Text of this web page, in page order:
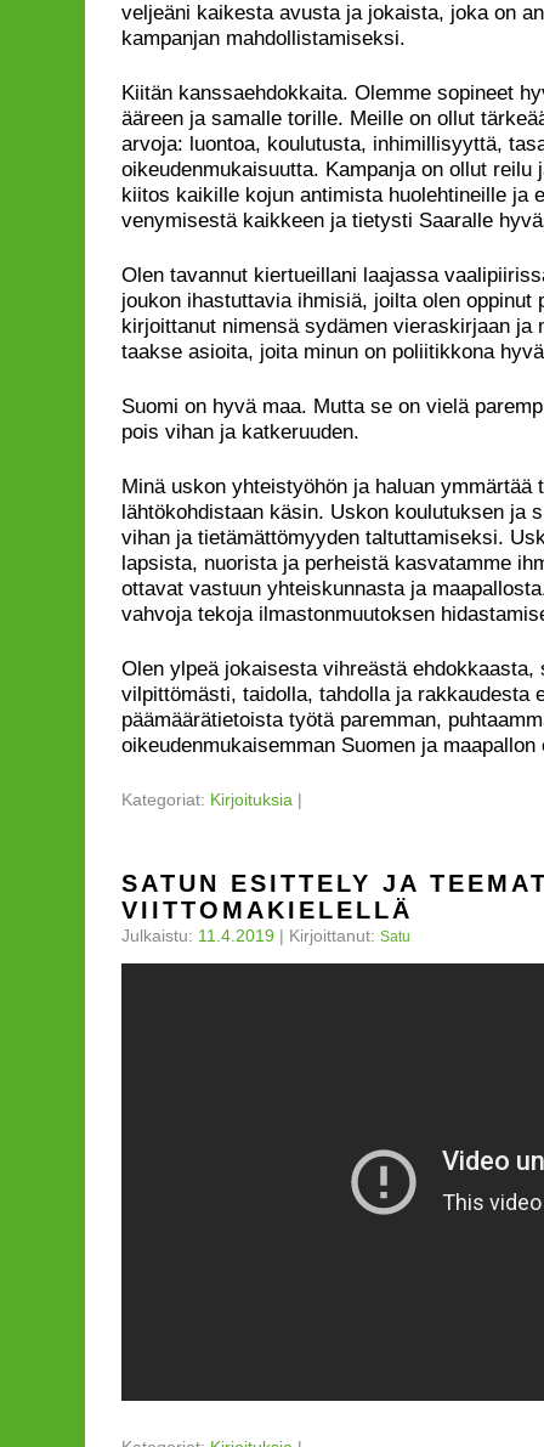
veljeäni kaikesta avusta ja jokaista, joka on
kampanjan mahdollistamiseksi.
Kiitän kanssaehdokkaita. Olemme sopineet
ääreen ja samalle torille. Meille on ollut
arvoja: luontoa, koulutusta, inhimillisyyttä,
oikeudenmukaisuutta. Kampanja on ollut reilu
kiitos kaikille kojun antimista huolehtineille ja
venymisestä kaikkeen ja tietysti Saaralle
Olen tavannut kiertueillani laajassa
joukon ihastuttavia ihmisiä, joilta olen oppinut
kirjoittanut nimensä sydämen vieraskirjaan ja
taakse asioita, joita minun on poliitikkona
Suomi on hyvä maa. Mutta se on vielä
pois vihan ja katkeruuden.
Minä uskon yhteistyöhön ja haluan ymmärtää
lähtökohdistaan käsin. Uskon koulutuksen ja
vihan ja tietämättömyyden taltuttamiseksi.
lapsista, nuorista ja perheistä kasvatamme
ottavat vastuun yhteiskunnasta ja
vahvoja tekoja ilmastonmuutoksen
Olen ylpeä jokaisesta vihreästä ehdokkaasta,
vilpittömästi, taidolla, tahdolla ja rakkaudesta
päämäärätietoista työtä paremman,
oikeudenmukaisemman Suomen ja maapallon
Kategoriat: Kirjoituksia |
SATUN ESITTELY JA
VIITTOMAKIELELLÄ
Julkaistu: 11.4.2019 | Kirjoittanut: Satu